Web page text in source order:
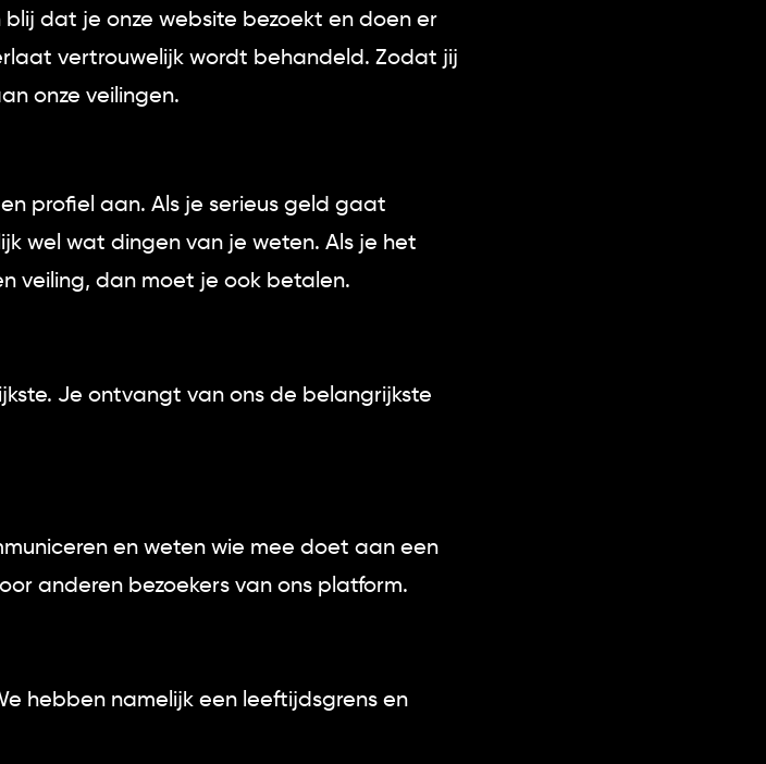
dat je onze website bezoekt en doen er
vertrouwelijk wordt behandeld. Zodat jij
onze veilingen.
profiel aan. Als je serieus geld gaat
wel wat dingen van je weten. Als je het
veiling, dan moet je ook betalen.
Je ontvangt van ons de belangrijkste
en weten wie mee doet aan een
anderen bezoekers van ons platform.
hebben namelijk een leeftijdsgrens en